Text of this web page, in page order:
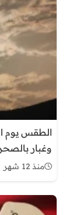
الطقس يوم
وغبار
منذ 12 شهر